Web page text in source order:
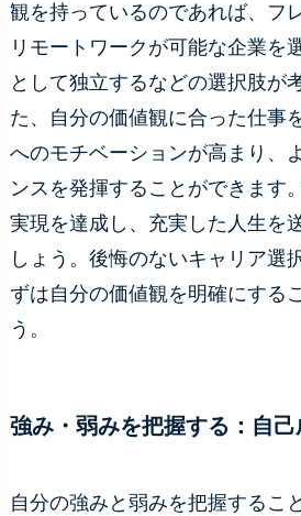
観を持っているのであれば、フ
リモートワークが可能な企業を
として独立するなどの選択肢が
た、自分の価値観に合った仕事
へのモチベーションが高まり、
ンスを発揮することができます
実現を達成し、充実した人生を
しょう。後悔のないキャリア選
ずは自分の価値観を明確にする
う。
強み・弱みを把握する：自己
自分の強みと弱みを把握するこ